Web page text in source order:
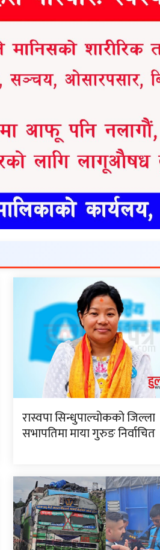
रास्वपा सिन्धुपाल्चोकको जिल्ला
सभापतिमा माया गुरुङ निर्वाचित